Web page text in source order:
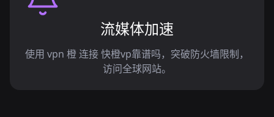
流媒体加速
使用 vpn 橙 连接 快橙vp靠谱吗，突破防火墙限制，
访问全球网站。